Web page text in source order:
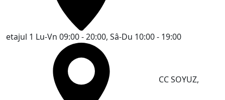
etajul 1 Lu-Vn 09:00 - 20:00, Sâ-Du 10:00 - 19:00
CC SOYUZ,